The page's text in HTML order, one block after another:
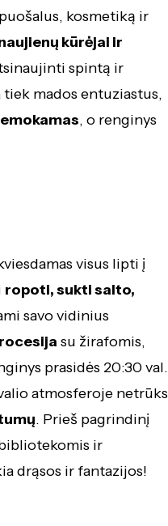
kosmetiką ir
kūrėjai ir
spintą ir
mados entuziastus,
, o renginys
visus lipti į
ropoti, sukti salto,
savo vidinius
su žirafomis,
prasidės 20:30 val.
atmosferoje netrūks
. Prieš pagrindinį
ir
drąsos ir fantazijos!